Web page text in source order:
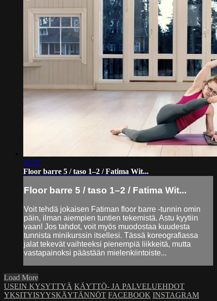
45:27
Floor barre 5 / taso 1–2 / Fatima Wit...
Floor barre 5 / taso 1–2 / Fatima Wit...
Voit tehdä jokaisen Fatiman floor barre -tunnin omin
päin, ilman aiempien tuntien tekemistä. Astu kyytiin
vaan! Jos tahdot, voit myös muodostaa kuudesta
tunnista minikurssin itsellesi. Tässä koreografiassa
jalat tekevät vaihteeksi pienempiä liikkeitä, mutta
vastapainoksi päästään mielenkiintoiste...
Load More
USEIN KYSYTTYÄ KÄYTTÖ- JA PALVELUEHDOT
YKSITYISYYSKÄYTÄNNÖT FACEBOOK INSTAGRAM